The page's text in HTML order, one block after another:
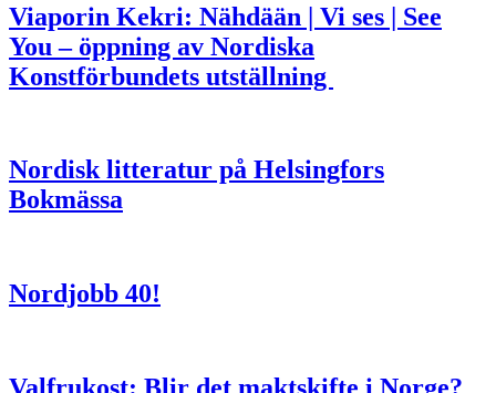
Viaporin Kekri: Nähdään | Vi ses | See
You – öppning av Nordiska
Konstförbundets utställning
Nordisk litteratur på Helsingfors
Bokmässa
Nordjobb 40!